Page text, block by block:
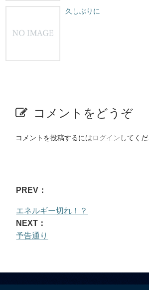
久しぶりに
コメントをどうぞ
コメントを投稿するにはログイン してくだ
PREV：
エネルギー切れ！？
NEXT：
予告通り